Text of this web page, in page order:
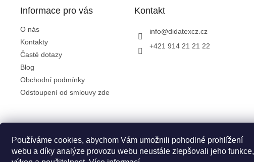
Používáme cookies, abychom Vám umožnili pohodlné prohlížení
webu a díky analýze provozu webu neustále zlepšovali jeho funkce,
Informace pro vás
O nás
Kontakty
Časté dotazy
Blog
Obchodní podmínky
Odstoupení od smlouvy zde
Kontakt
info@didatexcz.cz
+421 914 21 21 22